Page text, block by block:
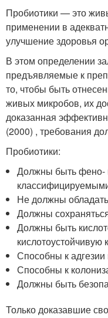
Пробиотики — это
применении в
улучшение здоровья
В этом определении
предъявляемые к
то, чтобы быть
живых микробов, их
доказанная
(2000) , требования
Пробиотики:
Должны быть фено-
Не должны
Должны
Должны быть
кислотоустойчивую
Способны к
Способны к
Должны быть
Только доказавшие